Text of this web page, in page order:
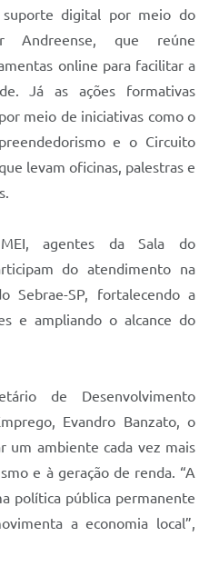
digital por meio do
Andreense, que reúne
online para facilitar a
Já as ações formativas
meio de iniciativas como o
e o Circuito
levam oficinas, palestras e
agentes da Sala do
do atendimento na
Sebrae-SP, fortalecendo a
e ampliando o alcance do
de Desenvolvimento
Evandro Banzato, o
um ambiente cada vez mais
e à geração de renda. “A
política pública permanente
a economia local”,